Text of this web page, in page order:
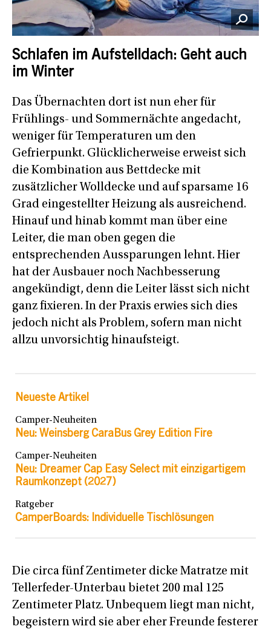
Schlafen im Aufstelldach: Geht auch
im Winter
Das Übernachten dort ist nun eher für
Frühlings- und Sommernächte angedacht,
weniger für Temperaturen um den
Gefrierpunkt. Glücklicherweise erweist sich
die Kombination aus Bettdecke mit
zusätzlicher Wolldecke und auf sparsame 16
Grad eingestellter Heizung als ausreichend.
Hinauf und hinab kommt man über eine
Leiter, die man oben gegen die
entsprechenden Aussparungen lehnt. Hier
hat der Ausbauer noch Nachbesserung
angekündigt, denn die Leiter lässt sich nicht
ganz fixieren. In der Praxis erwies sich dies
jedoch nicht als Problem, sofern man nicht
allzu unvorsichtig hinaufsteigt.
Neueste Artikel
Camper-Neuheiten
Neu: Weinsberg CaraBus Grey Edition Fire
Camper-Neuheiten
Neu: Dreamer Cap Easy Select mit einzigartigem
Raumkonzept (2027)
Ratgeber
CamperBoards: Individuelle Tischlösungen
Die circa fünf Zentimeter dicke Matratze mit
Tellerfeder-Unterbau bietet 200 mal 125
Zentimeter Platz. Unbequem liegt man nicht,
begeistern wird sie aber eher Freunde festerer